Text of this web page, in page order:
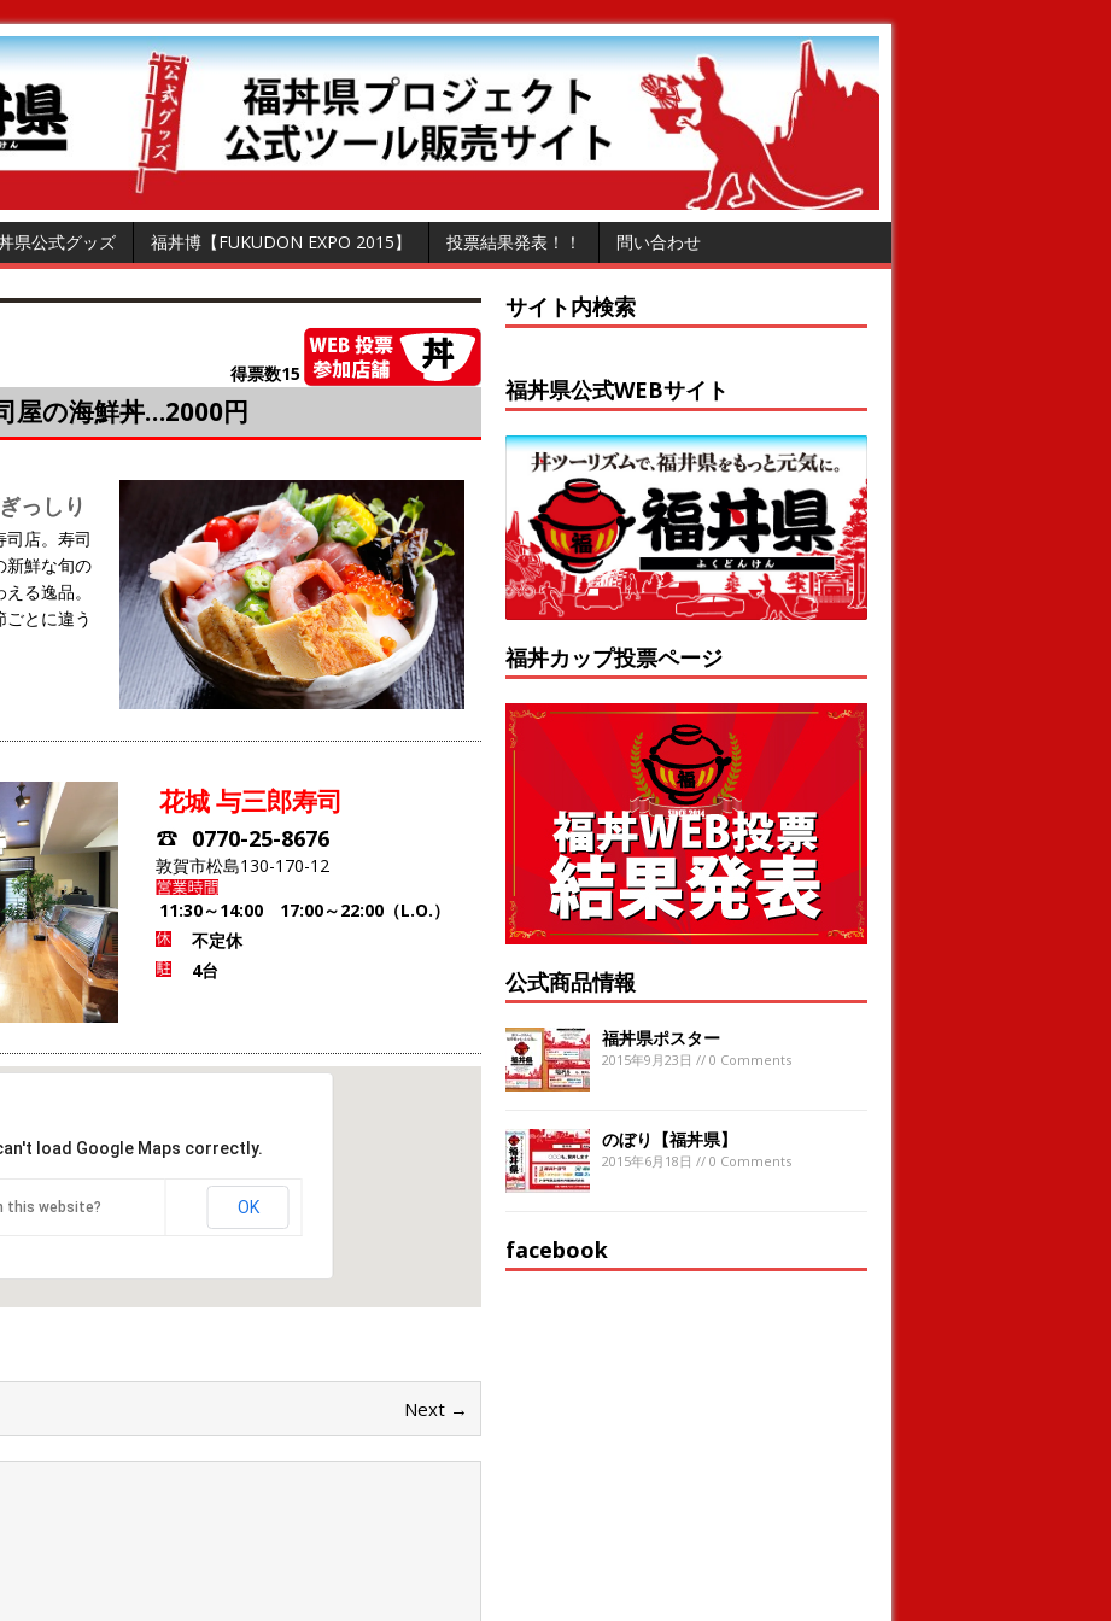
県公式グッズ 福丼博【FUKUDON EXPO 2015】 投票結果発表！！ 問い合わせ
得票数15
屋の海鮮丼…2000円
っしり
店。寿司
新鮮な旬の
る逸品。
とに違う
花城 与三郎寿司
0770-25-8676
敦賀市松島130-170-12
11:30～14:00 17:00～22:00（L.O.）
不定休
4台
load Google Maps correctly.
this website? OK
Next →
サイト内検索
福丼県公式WEBサイト
福丼カップ投票ページ
公式商品情報
福丼県ポスター
2015年9月23日 // 0 Comments
のぼり【福丼県】
2015年6月18日 // 0 Comments
facebook